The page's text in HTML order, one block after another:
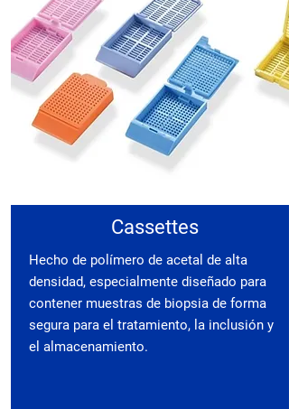
Cassettes
Hecho de polímero de acetal de alta
densidad, especialmente diseñado para
contener muestras de biopsia de forma
segura para el tratamiento, la inclusión y
el almacenamiento.